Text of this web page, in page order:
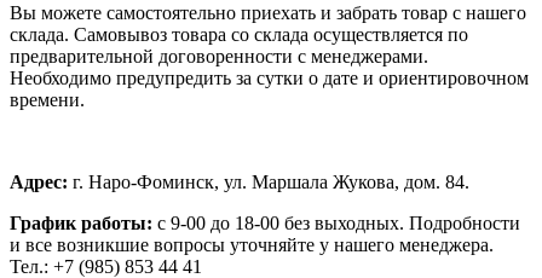
Вы можете самостоятельно приехать и забрать товар с нашего
склада. Самовывоз товара со склада осуществляется по
предварительной договоренности с менеджерами.
Необходимо предупредить за сутки о дате и ориентировочном
времени.
Адрес: г. Наро-Фоминск, ул. Маршала Жукова, дом. 84.
График работы: с 9-00 до 18-00 без выходных. Подробности
и все возникшие вопросы уточняйте у нашего менеджера.
Тел.: +7 (985) 853 44 41